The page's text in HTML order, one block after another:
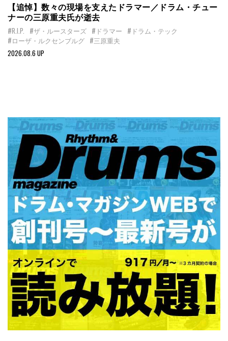
【追悼】数々の現場を支えたドラマー／ドラム・チュー
ナーの三原重夫氏が逝去
#R.I.P. #ザ・ルースターズ #ドラマー #ドラム・テック
#ローザ・ルクセンブルグ #三原重夫
2026.08.6 UP